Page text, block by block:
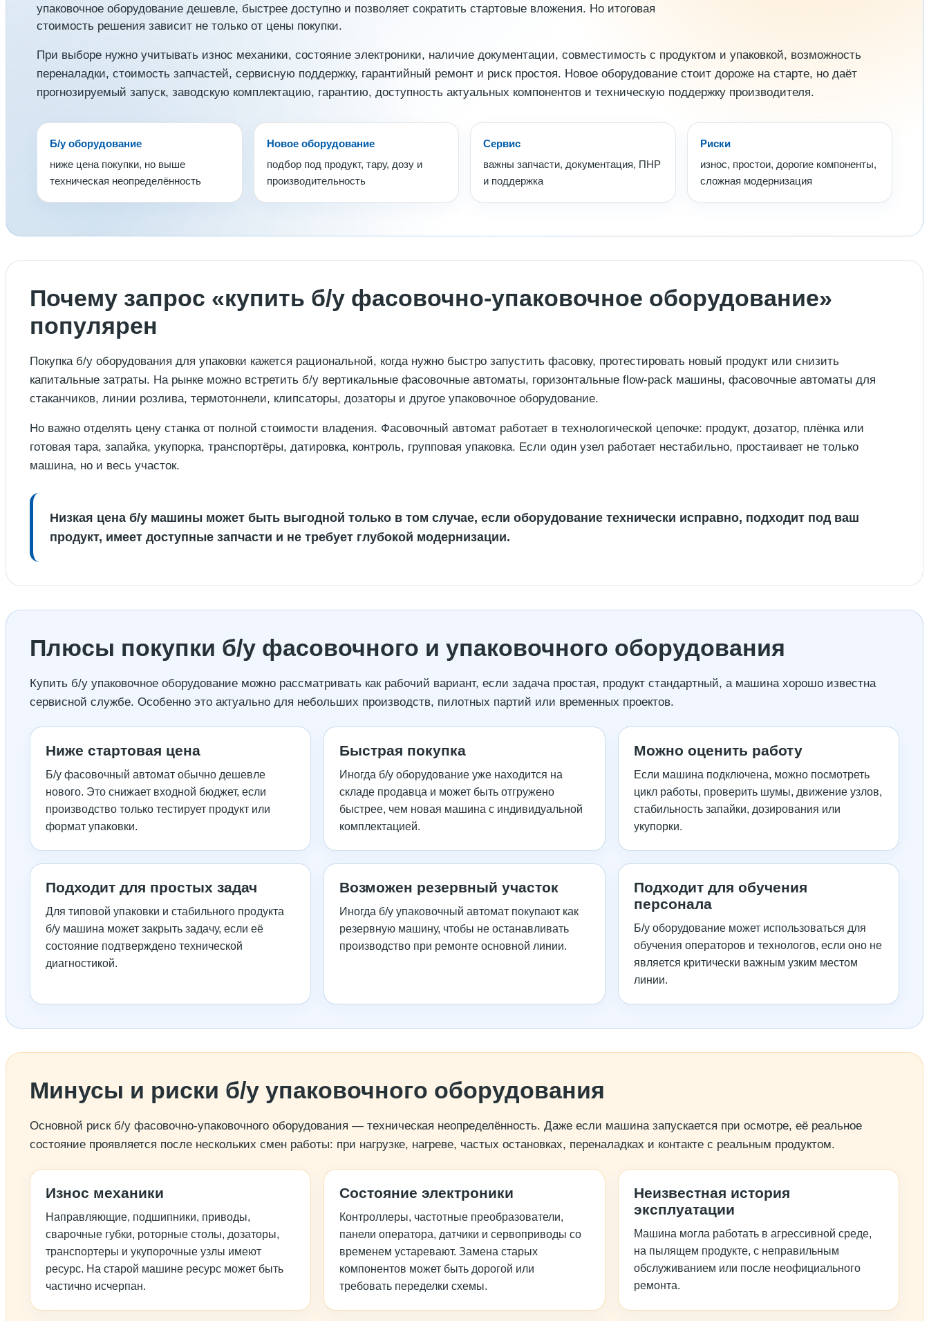
упаковочное оборудование дешевле, быстрее доступно и позволяет сократить стартовые вложения. Но итоговая
стоимость решения зависит не только от цены покупки.
При выборе нужно учитывать износ механики, состояние электроники, наличие документации, совместимость с продуктом и упаковкой, возможность
переналадки, стоимость запчастей, сервисную поддержку, гарантийный ремонт и риск простоя. Новое оборудование стоит дороже на старте, но даёт
прогнозируемый запуск, заводскую комплектацию, гарантию, доступность актуальных компонентов и техническую поддержку производителя.
Б/у оборудование
ниже цена покупки, но выше
техническая неопределённость
Новое оборудование
подбор под продукт, тару, дозу и
производительность
Сервис
важны запчасти, документация, ПНР
и поддержка
Риски
износ, простои, дорогие компоненты,
сложная модернизация
Почему запрос «купить б/у фасовочно-упаковочное оборудование»
популярен
Покупка б/у оборудования для упаковки кажется рациональной, когда нужно быстро запустить фасовку, протестировать новый продукт или снизить
капитальные затраты. На рынке можно встретить б/у вертикальные фасовочные автоматы, горизонтальные flow-pack машины, фасовочные автоматы для
стаканчиков, линии розлива, термотоннели, клипсаторы, дозаторы и другое упаковочное оборудование.
Но важно отделять цену станка от полной стоимости владения. Фасовочный автомат работает в технологической цепочке: продукт, дозатор, плёнка или
готовая тара, запайка, укупорка, транспортёры, датировка, контроль, групповая упаковка. Если один узел работает нестабильно, простаивает не только
машина, но и весь участок.
Низкая цена б/у машины может быть выгодной только в том случае, если оборудование технически исправно, подходит под ваш
продукт, имеет доступные запчасти и не требует глубокой модернизации.
Плюсы покупки б/у фасовочного и упаковочного оборудования
Купить б/у упаковочное оборудование можно рассматривать как рабочий вариант, если задача простая, продукт стандартный, а машина хорошо известна
сервисной службе. Особенно это актуально для небольших производств, пилотных партий или временных проектов.
Ниже стартовая цена
Б/у фасовочный автомат обычно дешевле
нового. Это снижает входной бюджет, если
производство только тестирует продукт или
формат упаковки.
Быстрая покупка
Иногда б/у оборудование уже находится на
складе продавца и может быть отгружено
быстрее, чем новая машина с индивидуальной
комплектацией.
Можно оценить работу
Если машина подключена, можно посмотреть
цикл работы, проверить шумы, движение узлов,
стабильность запайки, дозирования или
укупорки.
Подходит для простых задач
Для типовой упаковки и стабильного продукта
б/у машина может закрыть задачу, если её
состояние подтверждено технической
диагностикой.
Возможен резервный участок
Иногда б/у упаковочный автомат покупают как
резервную машину, чтобы не останавливать
производство при ремонте основной линии.
Подходит для обучения
персонала
Б/у оборудование может использоваться для
обучения операторов и технологов, если оно не
является критически важным узким местом
линии.
Минусы и риски б/у упаковочного оборудования
Основной риск б/у фасовочно-упаковочного оборудования — техническая неопределённость. Даже если машина запускается при осмотре, её реальное
состояние проявляется после нескольких смен работы: при нагрузке, нагреве, частых остановках, переналадках и контакте с реальным продуктом.
Износ механики
Направляющие, подшипники, приводы,
сварочные губки, роторные столы, дозаторы,
транспортеры и укупорочные узлы имеют
ресурс. На старой машине ресурс может быть
частично исчерпан.
Состояние электроники
Контроллеры, частотные преобразователи,
панели оператора, датчики и сервоприводы со
временем устаревают. Замена старых
компонентов может быть дорогой или
требовать переделки схемы.
Неизвестная история
эксплуатации
Машина могла работать в агрессивной среде,
на пылящем продукте, с неправильным
обслуживанием или после неофициального
ремонта.